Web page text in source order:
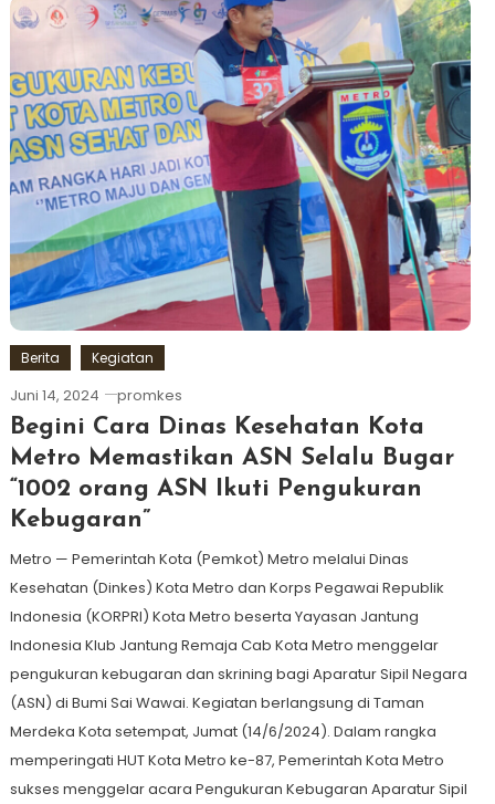
Berita Kegiatan
Juni 14, 2024 promkes
Begini Cara Dinas Kesehatan Kota
Metro Memastikan ASN Selalu Bugar
“1002 orang ASN Ikuti Pengukuran
Kebugaran”
Metro — Pemerintah Kota (Pemkot) Metro melalui Dinas
Kesehatan (Dinkes) Kota Metro dan Korps Pegawai Republik
Indonesia (KORPRI) Kota Metro beserta Yayasan Jantung
Indonesia Klub Jantung Remaja Cab Kota Metro menggelar
pengukuran kebugaran dan skrining bagi Aparatur Sipil Negara
(ASN) di Bumi Sai Wawai. Kegiatan berlangsung di Taman
Merdeka Kota setempat, Jumat (14/6/2024). Dalam rangka
memperingati HUT Kota Metro ke-87, Pemerintah Kota Metro
sukses menggelar acara Pengukuran Kebugaran Aparatur Sipil